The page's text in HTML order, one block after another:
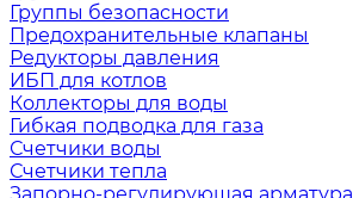
Группы безопасности
Предохранительные клапаны
Редукторы давления
ИБП для котлов
Коллекторы для воды
Гибкая подводка для газа
Счетчики воды
Счетчики тепла